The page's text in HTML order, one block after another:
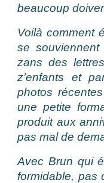
beaucoup
Voilà comment
se
zans des
z’enfants et
photos
une petite
produit aux
pas mal de
Avec Brun qui
formidable, pas